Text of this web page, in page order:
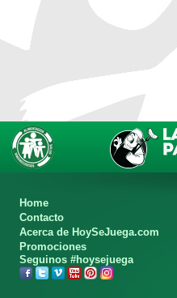
Home
Contacto
Acerca de HoySeJuega.com
Promociones
Seguinos #hoysejuega